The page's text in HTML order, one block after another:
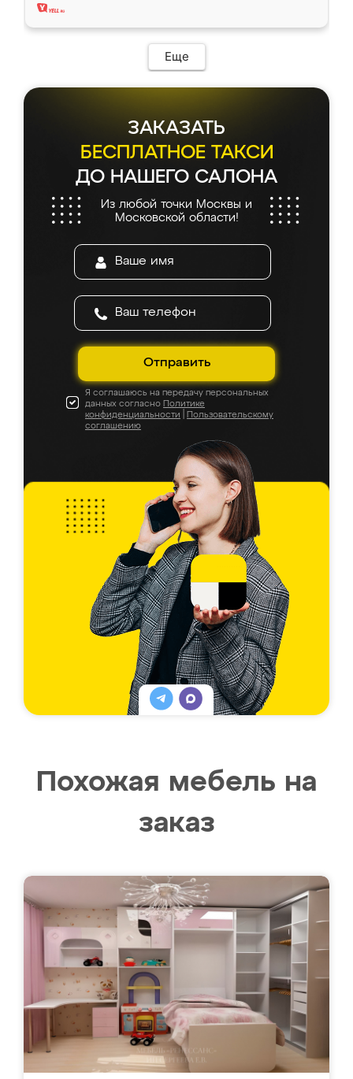
Еще
ЗАКАЗАТЬ
БЕСПЛАТНОЕ ТАКСИ
ДО НАШЕГО САЛОНА
Из любой точки Москвы и
Московской области!
Отправить
Я соглашаюсь на передачу персональных
данных согласно Политике
конфиденциальности
Пользовательскому
соглашению
Похожая мебель на
заказ